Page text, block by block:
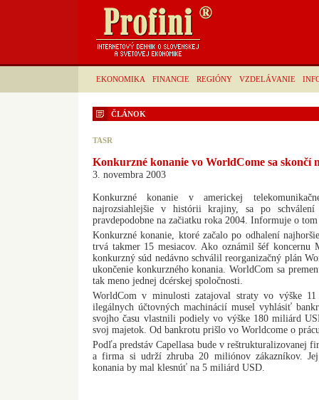
EKONOMIKA FINANCIE REGIÓNY VZDELÁVANIE
ČLÁNOK
TASR
Konkurzné konanie vo WorldCome sa skončí
3. novembra 2003
Konkurzné konanie v americkej
najrozsiahlejšie v histórii krajiny, sa po schválení
pravdepodobne na začiatku roka 2004. Informuje o
Konkurzné konanie, ktoré začalo po odhalení
trvá takmer 15 mesiacov. Ako oznámil šéf koncernu
konkurzný súd nedávno schválil reorganizačný plán
ukončenie konkurzného konania. WorldCom sa
tak meno jednej dcérskej spoločnosti.
WorldCom v minulosti zatajoval straty vo výške
ilegálnych účtovných machinácií musel vyhlásiť
svojho času vlastnili podiely vo výške 180 miliárd
svoj majetok. Od bankrotu prišlo vo Worldcome o
Podľa predstáv Capellasa bude v reštrukturalizovanej
a firma si udrží zhruba 20 miliónov zákazníkov.
konania by mal klesnúť na 5 miliárd USD.